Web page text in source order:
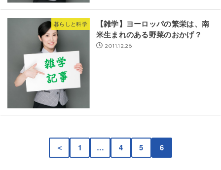
暮らしと科学
【雑学】ヨーロッパの繁栄は、南
米生まれのある野菜のおかげ？
2011.12.26
＜ 1 … 4 5 6